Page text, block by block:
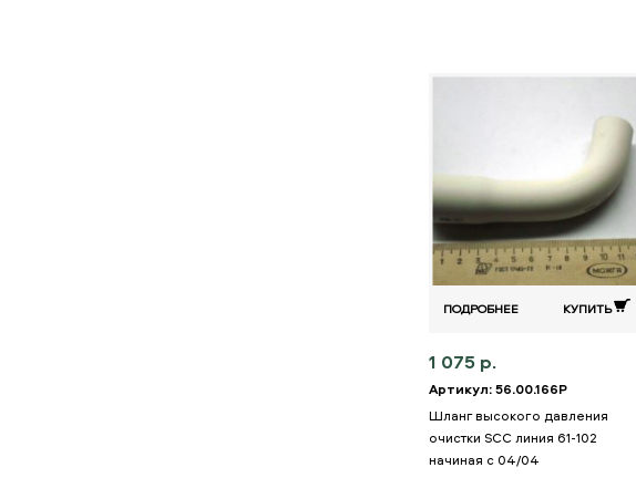
ПОДРОБНЕЕ КУПИТЬ
1 075 р.
Артикул: 56.00.166P
Шланг высокого давления
очистки SCC линия 61-102
начиная с 04/04